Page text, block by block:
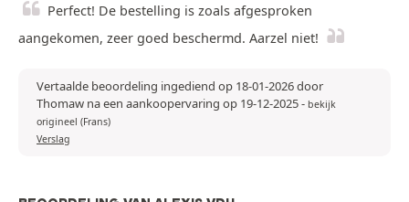
Perfect! De bestelling is zoals afgesproken
aangekomen, zeer goed beschermd. Aarzel niet!
Vertaalde beoordeling ingediend op 18-01-2026 door
Thomaw na een aankoopervaring op 19-12-2025- bekijk
origineel (Frans)
Verslag